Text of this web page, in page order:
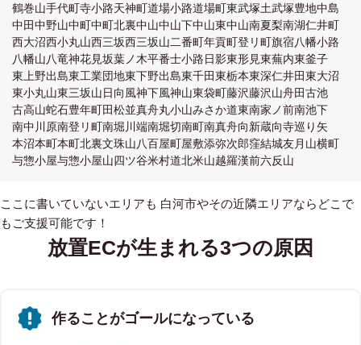
鶴巻山手代町寺小路天神町道場小路道場町東武塚土武塚豊地中島
中田中野山中町中町北裏中山中山下中山東中山南夏梨南湖仁井町
西大沼西小丸山西三坂西三坂山二番町年貢町登リ町旗宿八幡小路
八幡山八竜神花見坂葉ノ木平番士小路日影東形見東蕪内東釜子
東上野出島東工業団地東下野出島東千田東栃本東深仁井田東大沼
東小丸山東三坂山日向 風神下風神山東袋町藤沢藤沢山舟田古池
古高山蛇石豊年町田松並真舟丸小山みさか道東南家ノ前南池下
南中川原南登リ町南堀川端南堀切南町南真舟向新蔵向寺巡り矢
本沼本町本町北裏文珠山八百屋町屋敷添弥次郎窪結城友月山横町
与惣小屋与惣小屋山四ツ谷米村道北米山越羅漢前六反山
ここに書いていないエリアも 白河市やその近隣エリアならどこで
もご支援可能です！
放置ECが生まれる3つの原因
作ることがゴールになっている